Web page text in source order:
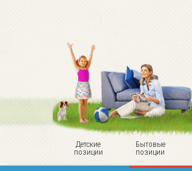
Детские
позиции
Бытовые
позиции